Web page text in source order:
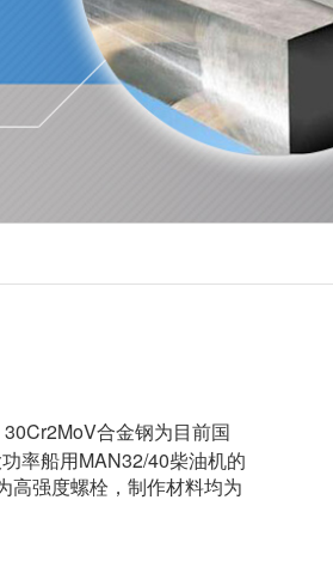
30Cr2MoV合金钢为目前国
率船用 MAN32/40柴油机的
高强度螺栓，制作材料均为